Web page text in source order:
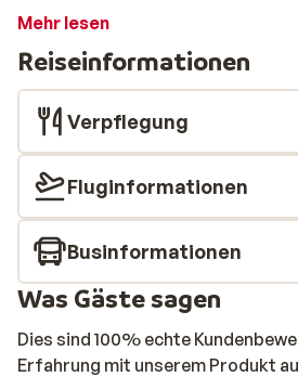
Meter entfernt. Nach einem Tag
mit modernen Zimmern und Suiten,
atemberaubenden Blick auf die
Sie nach einem Wintersporttag
Wellnessbereich mit Schwimmbad,
Dampfbädern. Die gemütliche
zum Entspannen bei einem Drink
Mehr lesen
Reiseinformationen
Verpflegung
Fluginformationen
Businformationen
Was Gäste sagen
Dies sind 100% echte
Erfahrung mit unserem Produkt